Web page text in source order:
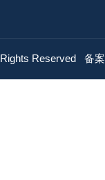
Reserved 备